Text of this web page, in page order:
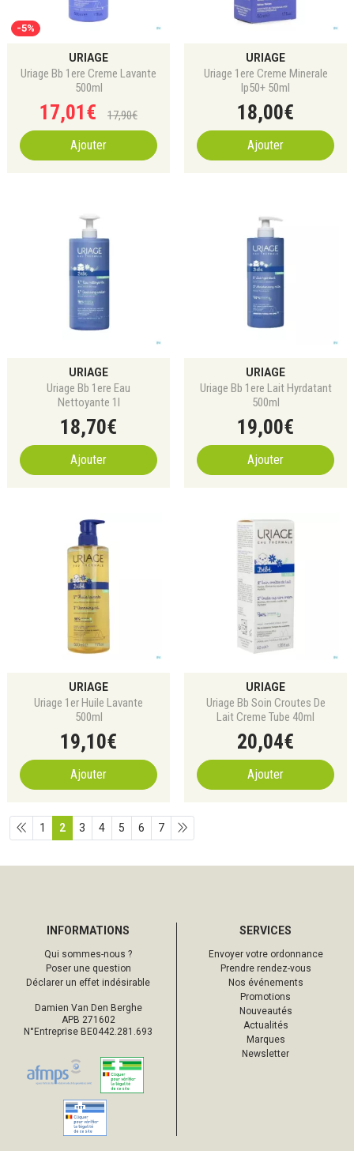
-5%
URIAGE
Uriage Bb 1ere Creme Lavante
500ml
17,01€ 17,90€
Ajouter
URIAGE
Uriage 1ere Creme Minerale
Ip50+ 50ml
18,00€
Ajouter
URIAGE
Uriage Bb 1ere Eau
Nettoyante 1l
18,70€
Ajouter
URIAGE
Uriage Bb 1ere Lait Hyrdatant
500ml
19,00€
Ajouter
URIAGE
Uriage 1er Huile Lavante
500ml
19,10€
Ajouter
URIAGE
Uriage Bb Soin Croutes De
Lait Creme Tube 40ml
20,04€
Ajouter
1 2 3 4 5 6 7
INFORMATIONS
Qui sommes-nous ?
Poser une question
Déclarer un effet indésirable
Damien Van Den Berghe
APB 271602
N°Entreprise BE0442.281.693
SERVICES
Envoyer votre ordonnance
Prendre rendez-vous
Nos événements
Promotions
Nouveautés
Actualités
Marques
Newsletter